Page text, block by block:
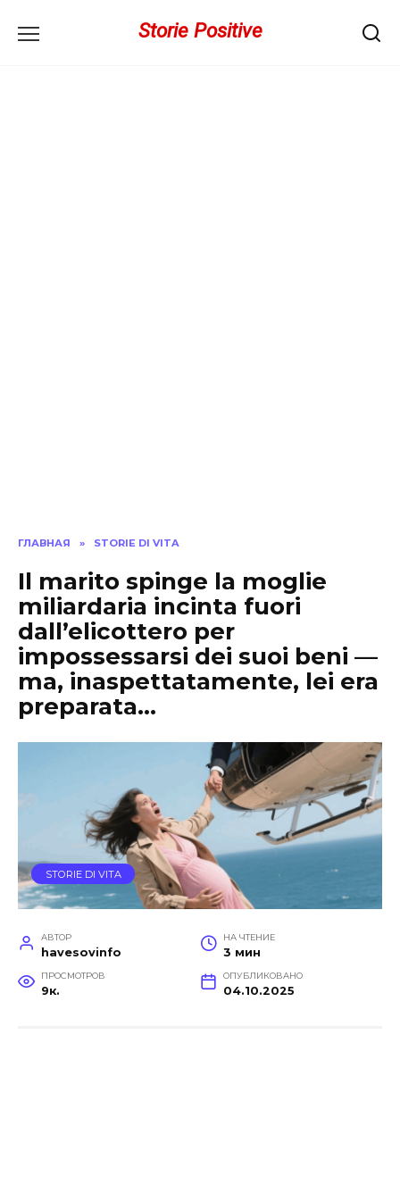
Storie Positive
ГЛАВНАЯ » STORIE DI VITA
Il marito spinge la moglie
miliardaria incinta fuori
dall’elicottero per
impossessarsi dei suoi beni —
ma, inaspettatamente, lei era
preparata…
STORIE DI VITA
АВТОР
havesovinfo
НА ЧТЕНИЕ
3 мин
ПРОСМОТРОВ
9к.
ОПУБЛИКОВАНО
04.10.2025